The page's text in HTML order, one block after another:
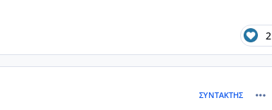
2
ΣΥΝΤΆΚΤΗΣ